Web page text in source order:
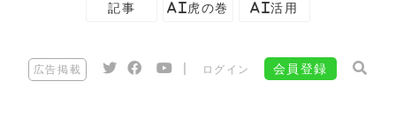
記事 AI虎の巻 AI活用
広告掲載 ログイン 会員登録